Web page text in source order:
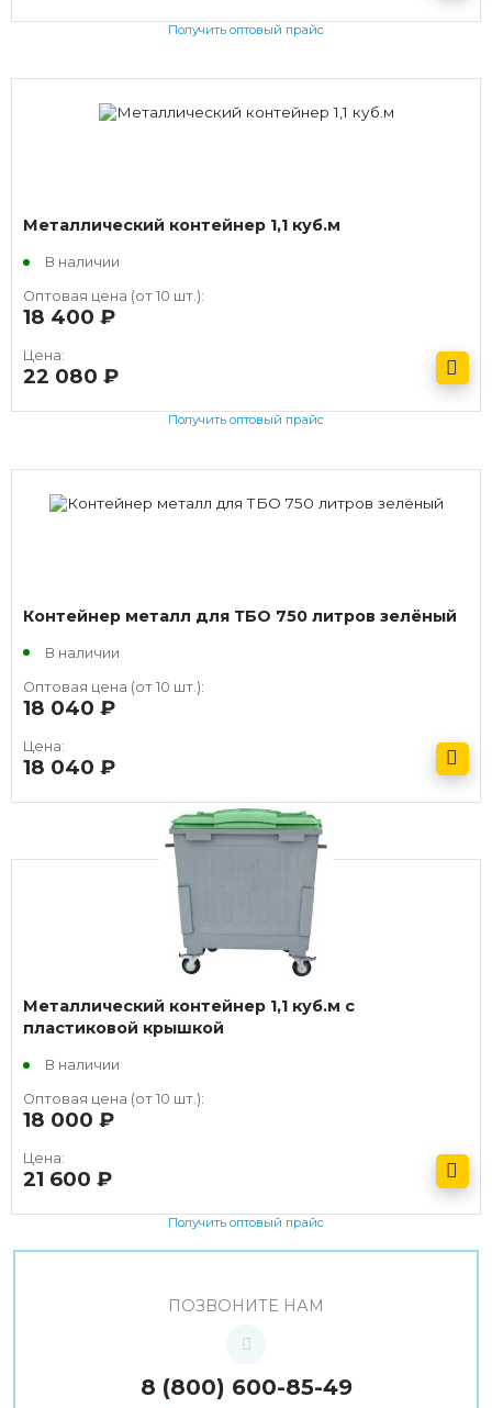
Получить оптовый прайс
Металлический контейнер 1,1 куб.м
В наличии
Оптовая цена (от 10 шт.):
18 400
Цена:
22 080
Получить оптовый прайс
Контейнер металл для ТБО 750 литров зелёный
В наличии
Оптовая цена (от 10 шт.):
18 040
Цена:
18 040
Получить оптовый прайс
Металлический контейнер 1,1 куб.м с
пластиковой крышкой
В наличии
Оптовая цена (от 10 шт.):
18 000
Цена:
21 600
Получить оптовый прайс
ПОЗВОНИТЕ НАМ
8 (800) 600-85-49